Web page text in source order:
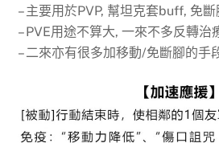
– 主要用於PVP, 幫坦克套buff, 免
– PVE用途不算大, 一來不多反轉治
– 二來亦有很多加移動/免斷腳的手